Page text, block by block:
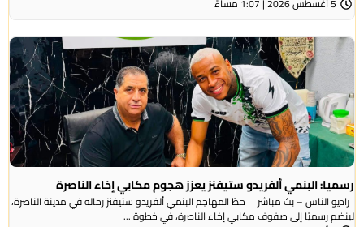
البنمي ألفريدو ستيفنز يعزز هجوم مكابي إخاء الناصرة
– بث مباشر حطّ المهاجم البنمي ألفريدو ستيفنز رحاله في مدينة الناصرة،
رسميًا إلى صفوف مكابي إخاء الناصرة، في خطوة ...